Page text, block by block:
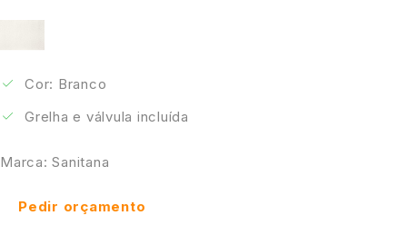
Cor: Branco
Grelha e válvula incluída
Marca: Sanitana
Pedir orçamento